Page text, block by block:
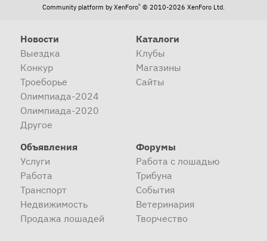
Community platform by XenForo® © 2010-2026 XenForo Ltd.
Новости
Выездка
Конкур
Троеборье
Олимпиада-2024
Олимпиада-2020
Другое
Каталоги
Клубы
Магазины
Сайты
Объявления
Услуги
Работа
Транспорт
Недвижимость
Продажа лошадей
Форумы
Работа с лошадью
Трибуна
События
Ветеринария
Творчество